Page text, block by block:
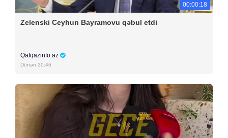
00:00:18
Zelenski Ceyhun Bayramovu qəbul etdi
Qafqazinfo.az
Dünən 20:46